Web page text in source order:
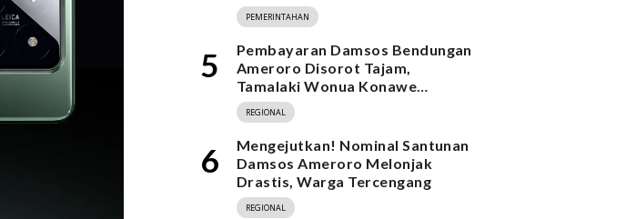
PEMERINTAHAN
5
Pembayaran Damsos Bendungan
Ameroro Disorot Tajam,
Tamalaki Wonua Konawe
Ungkap Dugaan Ketidakberesan
REGIONAL
6
Mengejutkan! Nominal Santunan
Damsos Ameroro Melonjak
Drastis, Warga Tercengang
REGIONAL